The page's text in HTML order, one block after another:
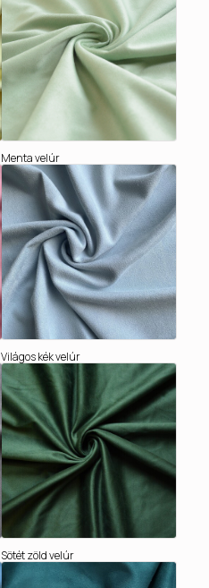
Menta velúr
Világos kék velúr
Sötét zöld velúr